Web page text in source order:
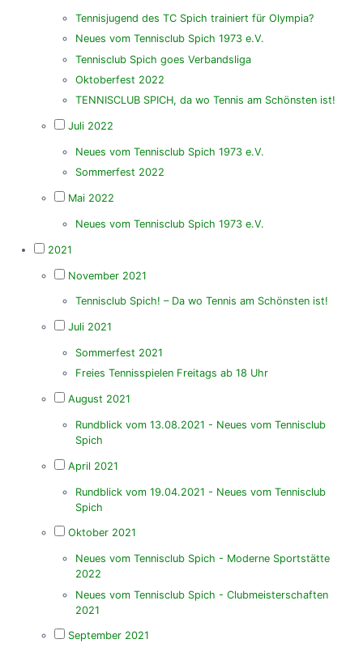
Tennisjugend des TC Spich trainiert für Olympia?
Neues vom Tennisclub Spich 1973 e.V.
Tennisclub Spich goes Verbandsliga
Oktoberfest 2022
TENNISCLUB SPICH, da wo Tennis am Schönsten ist!
Juli 2022
Neues vom Tennisclub Spich 1973 e.V.
Sommerfest 2022
Mai 2022
Neues vom Tennisclub Spich 1973 e.V.
2021
November 2021
Tennisclub Spich! – Da wo Tennis am Schönsten ist!
Juli 2021
Sommerfest 2021
Freies Tennisspielen Freitags ab 18 Uhr
August 2021
Rundblick vom 13.08.2021 - Neues vom Tennisclub
Spich
April 2021
Rundblick vom 19.04.2021 - Neues vom Tennisclub
Spich
Oktober 2021
Neues vom Tennisclub Spich - Moderne Sportstätte
2022
Neues vom Tennisclub Spich - Clubmeisterschaften
2021
September 2021